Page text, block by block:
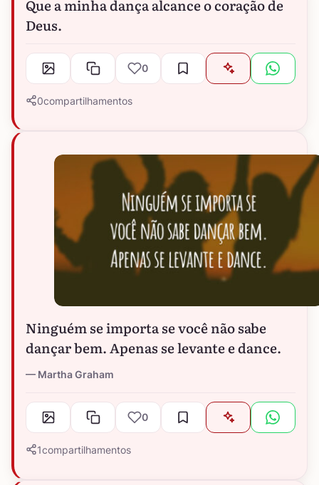
Que a minha dança alcance o coração de
Deus.
0
0compartilhamentos
Ninguém se importa se você não sabe
dançar bem. Apenas se levante e dance.
Martha Graham
0
1compartilhamentos